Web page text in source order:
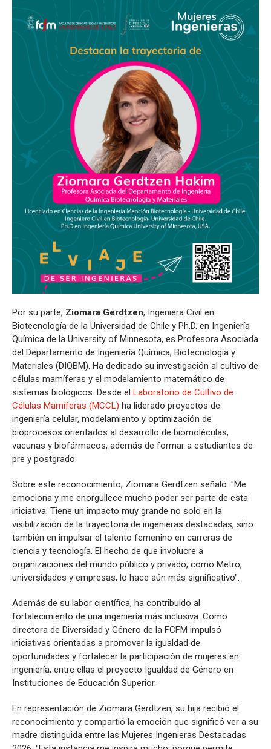
Por su parte, Ziomara Gerdtzen, Ingeniera Civil en
Biotecnología de la Universidad de Chile y Ph.D. en Ingeniería
Química de la University of Minnesota, es Profesora Asociada
del Departamento de Ingeniería Química, Biotecnología y
Materiales (DIQBM). Ha dedicado su investigación al cultivo de
células mamíferas y el modelamiento matemático de
sistemas biológicos. Desde el Laboratorio de Cultivo de
Células Mamíferas (MCCL) ha liderado proyectos de
ingeniería celular, modelamiento y optimización de
bioprocesos orientados al desarrollo de biomoléculas,
vacunas y biofármacos, además de formar a estudiantes de
pre y postgrado.
Sobre este reconocimiento, Ziomara Gerdtzen señaló: "Me
emociona y me enorgullece mucho poder ser parte de esta
iniciativa. Tiene un impacto muy grande no solo en la
visibilización de la trayectoria de ingenieras destacadas, sino
también en impulsar el talento femenino en carreras de
ciencia y tecnología. El hecho de que involucre a
organizaciones del mundo público y privado, como Metro,
universidades y empresas, lo hace aún más significativo".
Además de su labor científica, ha contribuido al
fortalecimiento de una ingeniería más inclusiva. Como
directora de Diversidad y Género de la FCFM impulsó
iniciativas orientadas a promover la igualdad de
oportunidades y fortalecer la participación de mujeres en
ingeniería, entre ellas el proyecto Igualdad de Género en
Instituciones de Educación Superior.
En representación de Ziomara Gerdtzen, su hija recibió el
reconocimiento y compartió la emoción que significó ver a su
madre distinguida entre las Mujeres Ingenieras Destacadas